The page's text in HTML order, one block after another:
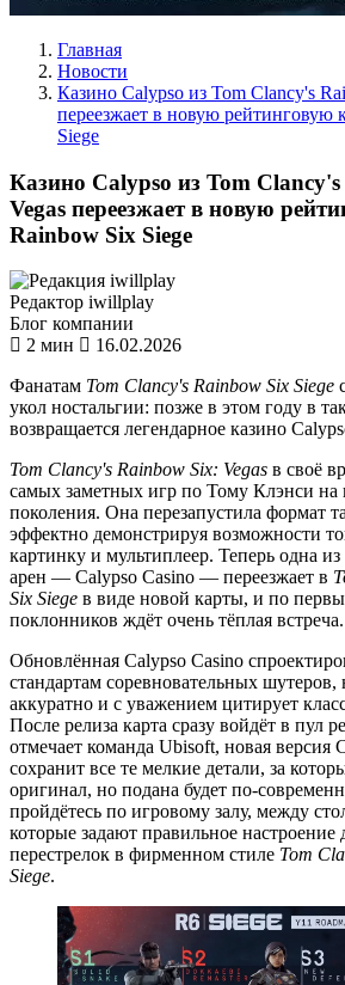
Главная
Новости
Казино Calypso из Tom Clancy's
переезжает в новую рейтинговую
Siege
Казино Calypso из Tom
Vegas переезжает в новую
Rainbow Six Siege
Редактор iwillplay
Блог компании
2 мин
16.02.2026
Фанатам Tom Clancy's Rainbow Six Siege
укол ностальгии: позже в этом году в
возвращается легендарное казино
Tom Clancy's Rainbow Six: Vegas в своё
самых заметных игр по Тому Клэнси на
поколения. Она перезапустила формат
эффектно демонстрируя возможности
картинку и мультиплеер. Теперь одна
арен — Calypso Casino — переезжает в
Six Siege в виде новой карты, и по
поклонников ждёт очень тёплая встреча.
Обновлённая Calypso Casino
стандартам соревновательных
аккуратно и с уважением цитирует
После релиза карта сразу войдёт в пул
отмечает команда Ubisoft, новая версия
сохранит все те мелкие детали, за
оригинал, но подана будет по-
пройдётесь по игровому залу, между
которые задают правильное
перестрелок в фирменном стиле Tom
Siege.